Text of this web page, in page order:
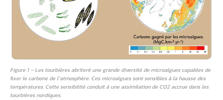
Figure 1 – Les tourbières abritent une grande diversité de microalgues capables de
fixer le carbone de l’atmosphère. Ces microalgues sont sensibles à la hausse des
températures. Cette sensibilité conduit à une assimilation de CO2 accrue dans les
tourbières nordiques.